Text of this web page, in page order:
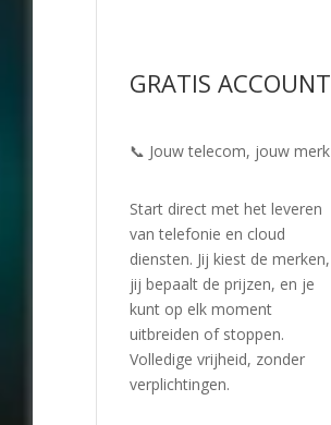
GRATIS ACCOUNT
📞 Jouw telecom, jouw merk
Start direct met het leveren
van telefonie en cloud
diensten. Jij kiest de merken,
jij bepaalt de prijzen, en je
kunt op elk moment
uitbreiden of stoppen.
Volledige vrijheid, zonder
verplichtingen.